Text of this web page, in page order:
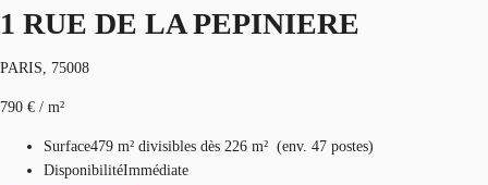
1 RUE DE LA PEPINIERE
PARIS, 75008
790 € / m²
Surface479 m² divisibles dès 226 m² (env. 47 postes)
DisponibilitéImmédiate